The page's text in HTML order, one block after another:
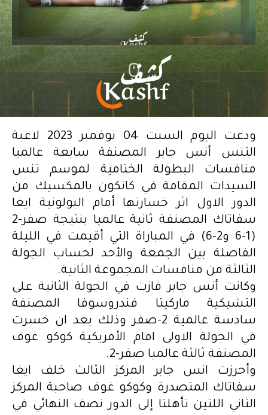
ودعت اليوم السبت 04 نوفمبر 2023 لاعبة
التنس أنس جابر المصنفة سابعة عالميا
منافسات البطولة الختامية لموسم تنس
السيدات المقامة في كانكون بالمكسيك من
الدور الاول اثر خسارتها أمام البولونية ايغا
سفاتاك المصنفة ثانية عالميا بنتيجة صفر-2
(1-6 و2-6) في المباراة التي أقيمت في الليلة
الفاصلة بين الجمعة والأحد لحساب الجولة
الثالثة من منافسات المجموعة الثانية.
وكانت أنس جابر فازت في الجولة الثانية على
التشيكية ماركيتا فندروسوفا المصنفة
سادسة عالمية 2-صفر وذلك بعد ان خسرت
في الجولة الاولى امام الأمريكية كوكو غوف
المصنفة ثالثة عالميا صفر-2.
وأحرزت انس جابر المركز الثالث خلف ايغا
سفاتاك المتصدرة وكوكو غوف صاحبة المركز
الثاني اللتين تأهلتا إلى الدور نصف النهائي في